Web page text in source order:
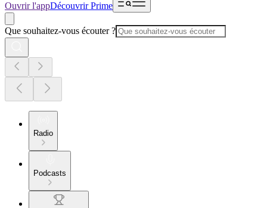
Ouvrir l'appDécouvrir Prime
Que souhaitez-vous écouter ?
Radio
Podcasts